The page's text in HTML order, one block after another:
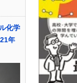
化学
年